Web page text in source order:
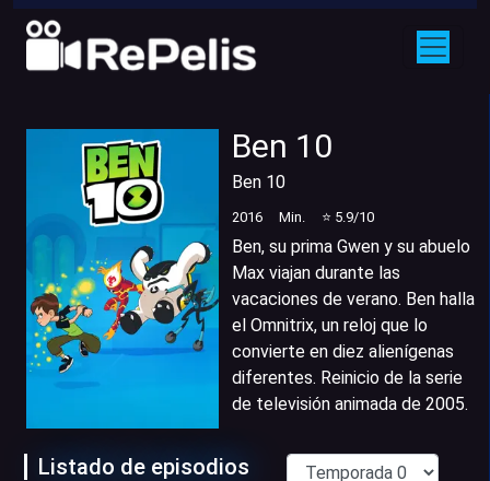
Ben 10
Ben 10
2016 Min. ⭐ 5.9/10
Ben, su prima Gwen y su abuelo
Max viajan durante las
vacaciones de verano. Ben halla
el Omnitrix, un reloj que lo
convierte en diez alienígenas
diferentes. Reinicio de la serie
de televisión animada de 2005.
Listado de episodios